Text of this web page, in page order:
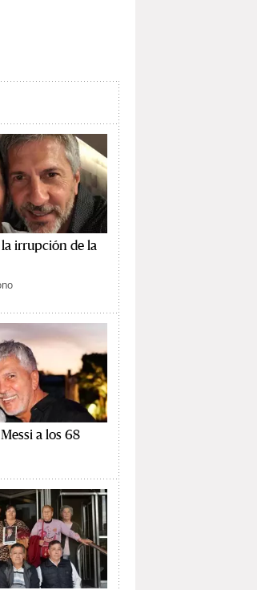
la irrupción de la
a los 68